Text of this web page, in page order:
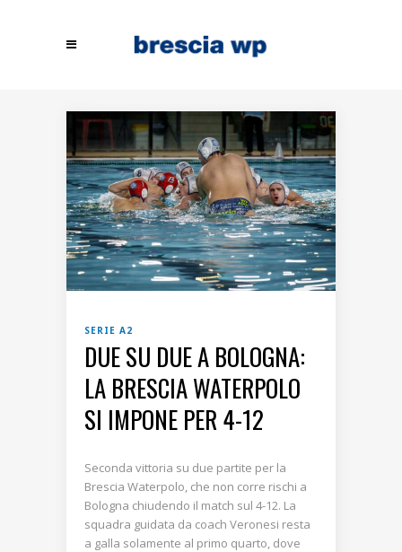
SERIE A2
DUE SU DUE A BOLOGNA:
LA BRESCIA WATERPOLO
SI IMPONE PER 4-12
Seconda vittoria su due partite per la
Brescia Waterpolo, che non corre rischi a
Bologna chiudendo il match sul 4-12. La
squadra guidata da coach Veronesi resta
a galla solamente al primo quarto, dove